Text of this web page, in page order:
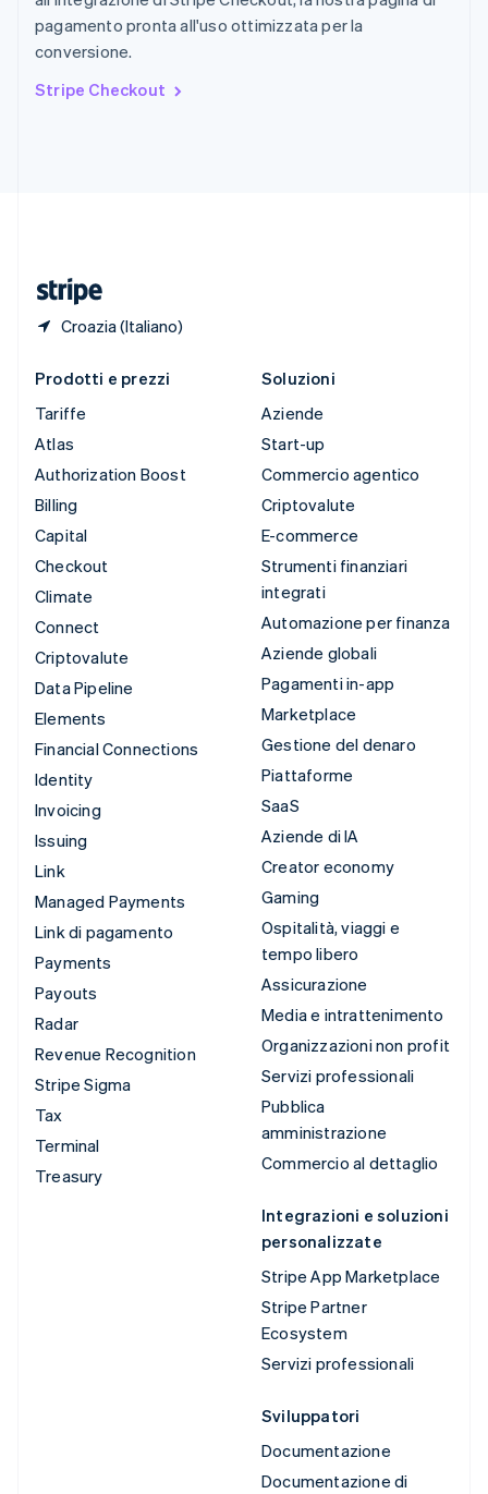
pagamento pronta all'uso ottimizzata per la
conversione.
Stripe Checkout
Croazia (Italiano)
EnglishItaliano
Spagna
EspañolEnglish
EnglishEspañol 简体中文
Prodotti e prezzi
Tariffe
Atlas
Authorization Boost
Billing
Capital
Checkout
Climate
Connect
Criptovalute
Data Pipeline
Elements
Financial Connections
Identity
Invoicing
Issuing
Link
Managed Payments
Link di pagamento
Payments
Payouts
Radar
Revenue Recognition
Stripe Sigma
Tax
Terminal
Treasury
Soluzioni
Aziende
Start-up
Commercio agentico
Criptovalute
E-commerce
Strumenti finanziari
integrati
Automazione per finanza
Aziende globali
Pagamenti in-app
Marketplace
Gestione del denaro
Piattaforme
SaaS
Aziende di IA
Creator economy
Gaming
Ospitalità, viaggi e
tempo libero
Assicurazione
Media e intrattenimento
Organizzazioni non profit
Servizi professionali
Pubblica
amministrazione
Commercio al dettaglio
Integrazioni e soluzioni
personalizzate
Stripe App Marketplace
Stripe Partner
Ecosystem
Servizi professionali
Sviluppatori
Documentazione
Documentazione di